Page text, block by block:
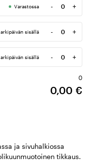
Varastossa -
Määrä
+
sisällä -
Määrä
+
sisällä -
Määrä
+
0
0,00 €
ja sivuhalkiossa
tikkaus.